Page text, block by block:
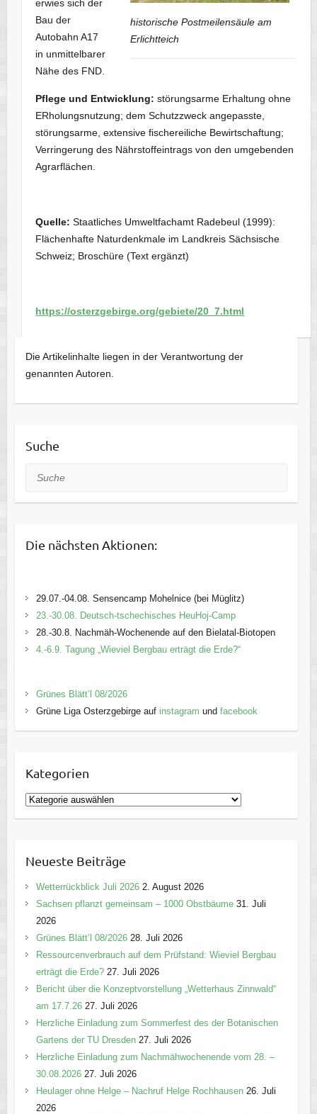
historische Postmeilensäule am
Erlichtteich
erwies sich der
Bau der
Autobahn A17
in unmittelbarer
Nähe des FND.
Pflege und Entwicklung:störungsarme Erhaltung ohne
ERholungsnutzung; dem Schutzzweck angepasste,
störungsarme, extensive fischereiliche Bewirtschaftung;
Verringerung des Nährstoffeintrags von den umgebenden
Agrarflächen.
Quelle:Staatliches Umweltfachamt Radebeul (1999):
Flächenhafte Naturdenkmale im Landkreis Sächsische
Schweiz; Broschüre (Text ergänzt)
https://osterzgebirge.org/gebiete/20_7.html
Die Artikelinhalte liegen in der Verantwortung der
genannten Autoren.
Suche
Suche
Die nächsten Aktionen:
29.07.-04.08. Sensencamp Mohelnice (bei Müglitz)
23.-30.08. Deutsch-tschechisches HeuHoj-Camp
28.-30.8. Nachmäh-Wochenende auf den Bielatal-Biotopen
4.-6.9. Tagung „Wieviel Bergbau erträgt die Erde?“
Grünes Blätt’l 08/2026
Grüne Liga Osterzgebirge auf instagram und facebook
Kategorien
K
a
g
o
r
e
n
Neueste Beiträge
Wetterrückblick Juli 2026 2. August 2026
Sachsen pflanzt gemeinsam – 1000 Obstbäume 31. Juli
2026
Grünes Blätt’l 08/2026 28. Juli 2026
Ressourcenverbrauch auf dem Prüfstand: Wieviel Bergbau
erträgt die Erde? 27. Juli 2026
Bericht über die Konzeptvorstellung „Wetterhaus Zinnwald“
am 17.7.26 27. Juli 2026
Herzliche Einladung zum Sommerfest des der Botanischen
Gartens der TU Dresden 27. Juli 2026
Herzliche Einladung zum Nachmähwochenende vom 28. –
30.08.2026 27. Juli 2026
Heulager ohne Helge – Nachruf Helge Rochhausen 26. Juli
2026